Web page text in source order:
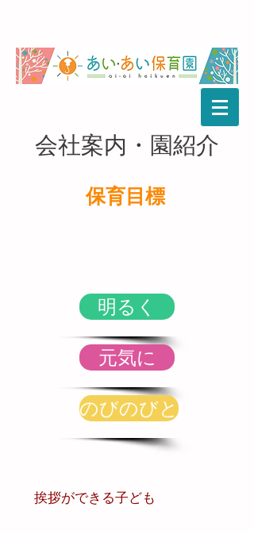
会社案内・園紹介
保育目標
明るく
元気に
のびのびと
挨拶ができる子ども